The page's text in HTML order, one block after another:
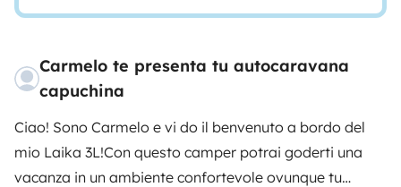
Carmelo te presenta tu autocaravana
capuchina
Ciao! Sono Carmelo e vi do il benvenuto a bordo del
mio Laika 3L!Con questo camper potrai goderti una
vacanza in un ambiente confortevole ovunque tu